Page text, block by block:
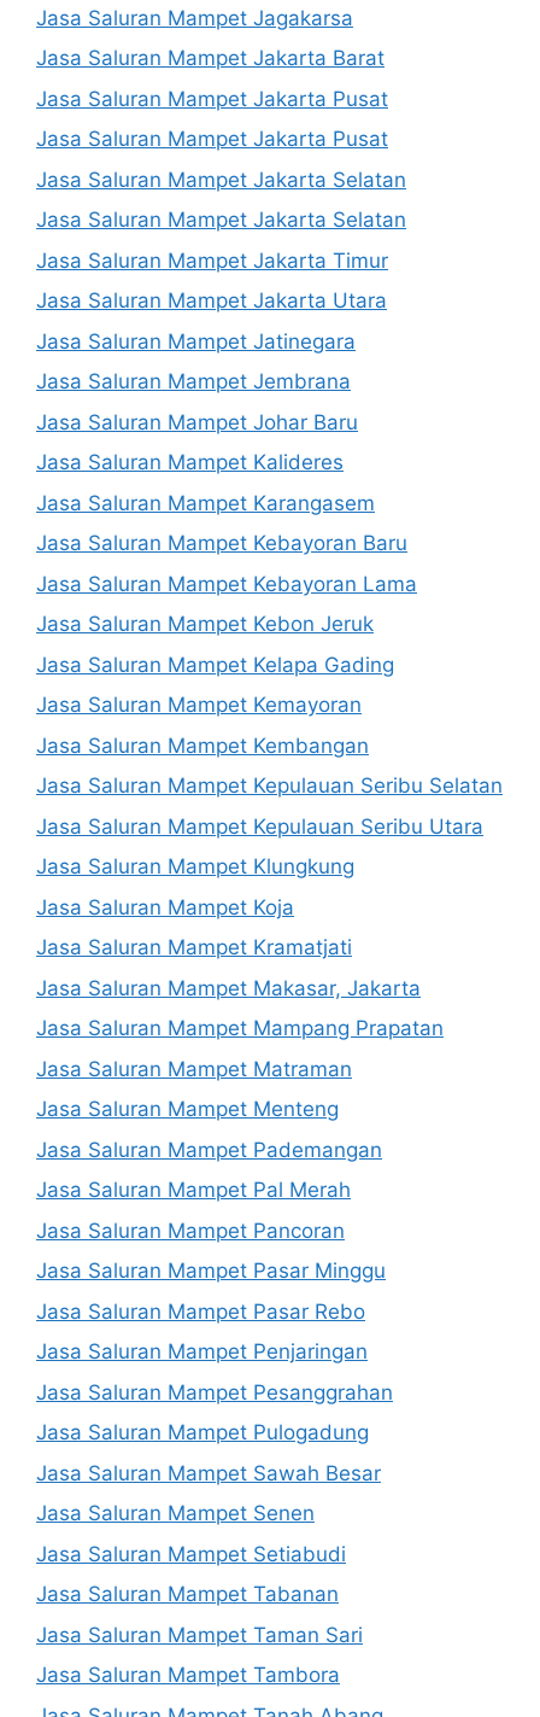
Jasa Saluran Mampet Jagakarsa
Jasa Saluran Mampet Jakarta Barat
Jasa Saluran Mampet Jakarta Pusat
Jasa Saluran Mampet Jakarta Pusat
Jasa Saluran Mampet Jakarta Selatan
Jasa Saluran Mampet Jakarta Selatan
Jasa Saluran Mampet Jakarta Timur
Jasa Saluran Mampet Jakarta Utara
Jasa Saluran Mampet Jatinegara
Jasa Saluran Mampet Jembrana
Jasa Saluran Mampet Johar Baru
Jasa Saluran Mampet Kalideres
Jasa Saluran Mampet Karangasem
Jasa Saluran Mampet Kebayoran Baru
Jasa Saluran Mampet Kebayoran Lama
Jasa Saluran Mampet Kebon Jeruk
Jasa Saluran Mampet Kelapa Gading
Jasa Saluran Mampet Kemayoran
Jasa Saluran Mampet Kembangan
Jasa Saluran Mampet Kepulauan Seribu Selatan
Jasa Saluran Mampet Kepulauan Seribu Utara
Jasa Saluran Mampet Klungkung
Jasa Saluran Mampet Koja
Jasa Saluran Mampet Kramatjati
Jasa Saluran Mampet Makasar, Jakarta
Jasa Saluran Mampet Mampang Prapatan
Jasa Saluran Mampet Matraman
Jasa Saluran Mampet Menteng
Jasa Saluran Mampet Pademangan
Jasa Saluran Mampet Pal Merah
Jasa Saluran Mampet Pancoran
Jasa Saluran Mampet Pasar Minggu
Jasa Saluran Mampet Pasar Rebo
Jasa Saluran Mampet Penjaringan
Jasa Saluran Mampet Pesanggrahan
Jasa Saluran Mampet Pulogadung
Jasa Saluran Mampet Sawah Besar
Jasa Saluran Mampet Senen
Jasa Saluran Mampet Setiabudi
Jasa Saluran Mampet Tabanan
Jasa Saluran Mampet Taman Sari
Jasa Saluran Mampet Tambora